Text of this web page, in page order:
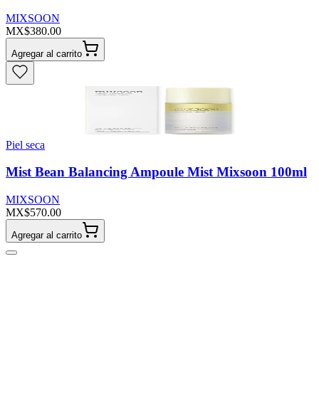
MIXSOON
MX$380.00
Agregar al carrito
Piel seca
Mist Bean Balancing Ampoule Mist Mixsoon 100ml
MIXSOON
MX$570.00
Agregar al carrito